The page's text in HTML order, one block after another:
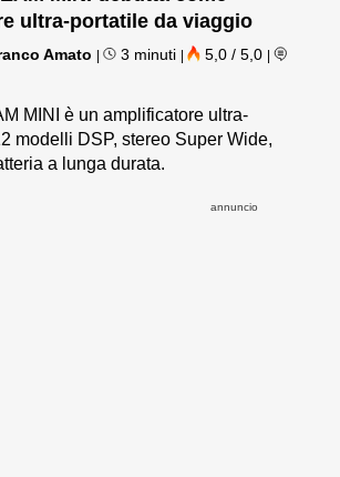
ultra-portatile da viaggio
Amato | 3 minuti | 5,0 / 5,0 |
MINI è un amplificatore ultra-
modelli DSP, stereo Super Wide,
a lunga durata.
annuncio